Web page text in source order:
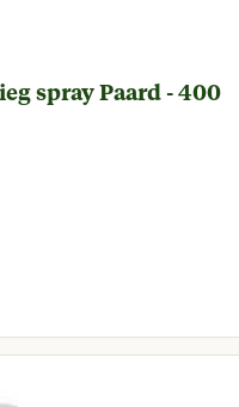
spray Paard - 400
27,95